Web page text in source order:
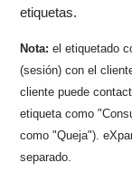
etiquetas.
Nota: el etiquetado
(sesión) con el
cliente puede
etiqueta como
como "Queja").
separado.